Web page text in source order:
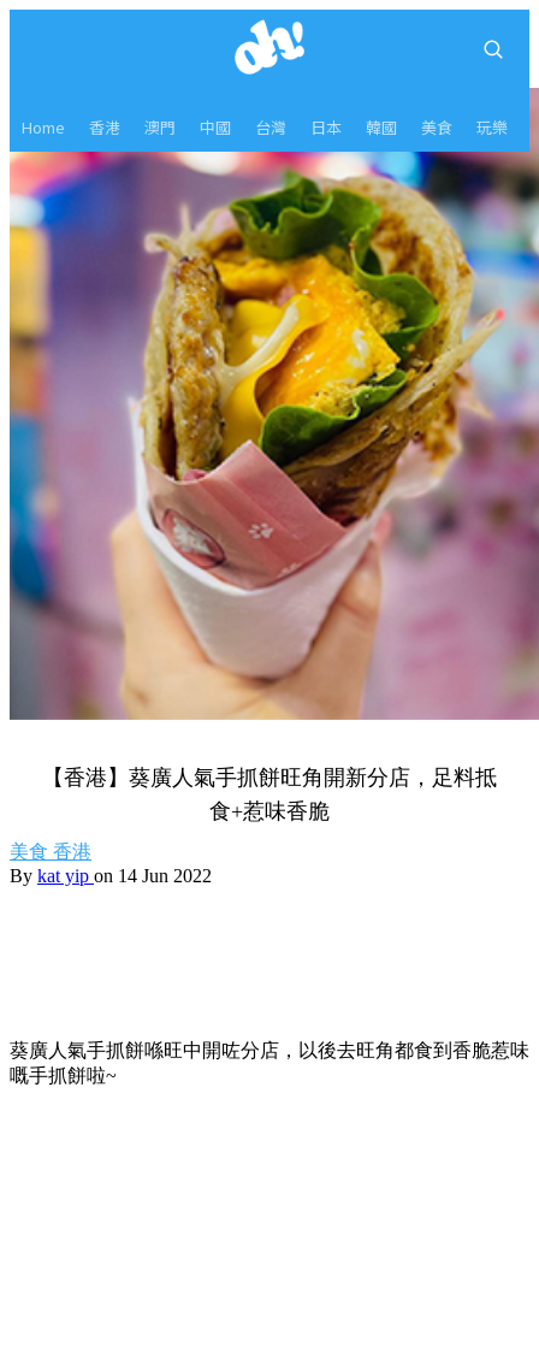
Home 香港 澳門 中國 台灣 日本 韓國 美食 玩樂
【香港】葵廣人氣手抓餅旺角開新分店，足料抵
食+惹味香脆
美食 香港
By kat yip on 14 Jun 2022
葵廣人氣手抓餅喺旺中開咗分店，以後去旺角都食到香脆惹味
嘅手抓餅啦~